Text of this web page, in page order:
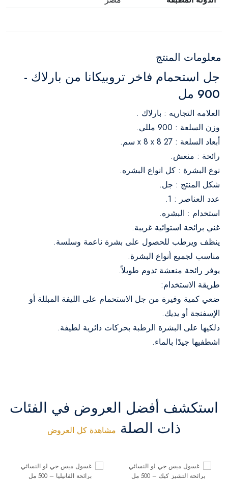
معلومات المنتج
جل استحمام فاخر تروبيكانا من بارلاك -
900 مل
العلامه التجاريه : بارلاك .
وزن السلعة : 900 مللي.
أبعاد السلعة : 27 x 8 x 8 سم.
رائحة : منعش.
نوع البشرة : كل انواع البشره.
شكل المنتج : جل.
عدد العناصر : 1.
استخدام : البشره.
غني برائحة استوائية غريبة.
ينظف ويرطب للحصول على بشرة ناعمة وسلسة.
مناسب لجميع أنواع البشرة.
يوفر رائحة منعشة تدوم طويلاً.
طريقة الاستخدام:
ضعي كمية وفيرة من جل الاستحمام على الليفة المبللة أو
الإسفنجة أو يديك.
دلكيها على البشرة الرطبة بحركات دائرية لطيفة.
اشطفيها جيدًا بالماء.
استكشف أفضل العروض في الفئات
ذات الصلة مشاهدة كل العروض